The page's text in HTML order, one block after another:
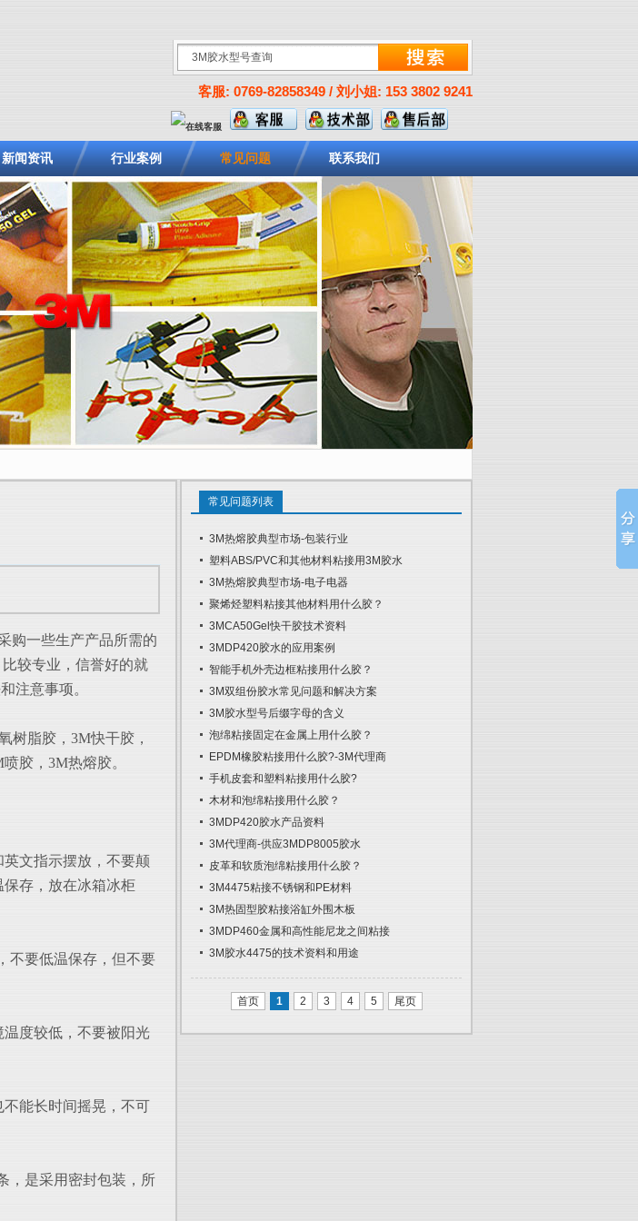
客服: 0769-82858349 / 刘小姐: 153 3802 9241
新闻资讯 行业案例 常见问题 联系我们
购一些生产产品所需的
较专业，信誉好的就
注意事项。
树脂胶，3M快干胶，
胶，3M热熔胶。
文指示摆放，不要颠
保存，放在冰箱冰柜
不要低温保存，但不要
度较低，不要被阳光
能长时间摇晃，不可
，是采用密封包装，所
常见问题列表
3M热熔胶典型市场-包装行业
塑料ABS/PVC和其他材料粘接用3M胶水
3M热熔胶典型市场-电子电器
聚烯烃塑料粘接其他材料用什么胶？
3MCA50Gel快干胶技术资料
3MDP420胶水的应用案例
智能手机外壳边框粘接用什么胶？
3M双组份胶水常见问题和解决方案
3M胶水型号后缀字母的含义
泡绵粘接固定在金属上用什么胶？
EPDM橡胶粘接用什么胶?-3M代理商
手机皮套和塑料粘接用什么胶?
木材和泡绵粘接用什么胶？
3MDP420胶水产品资料
3M代理商-供应3MDP8005胶水
皮革和软质泡绵粘接用什么胶？
3M4475粘接不锈钢和PE材料
3M热固型胶粘接浴缸外围木板
3MDP460金属和高性能尼龙之间粘接
3M胶水4475的技术资料和用途
首页 1 2 3 4 5 尾页